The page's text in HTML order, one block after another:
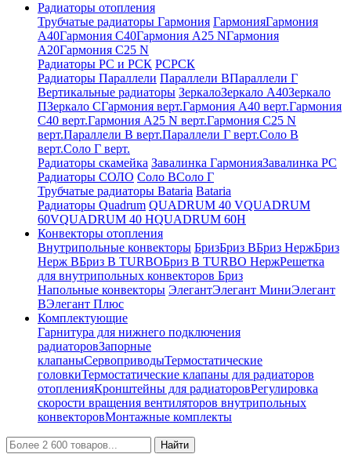
Радиаторы отопления
Трубчатые радиаторы Гармония ГармонияГармония
А40Гармония С40Гармония А25 NГармония
А20Гармония С25 N
Радиаторы РС и РСК РСРСК
Радиаторы Параллели Параллели ВПараллели Г
Вертикальные радиаторы ЗеркалоЗеркало А40Зеркало
ПЗеркало СГармония верт.Гармония А40 верт.Гармония
С40 верт.Гармония А25 N верт.Гармония С25 N
верт.Параллели В верт.Параллели Г верт.Соло В
верт.Соло Г верт.
Радиаторы скамейка Завалинка ГармонияЗавалинка РС
Радиаторы СОЛО Соло ВСоло Г
Трубчатые радиаторы Bataria Bataria
Радиаторы Quadrum QUADRUM 40 VQUADRUM
60VQUADRUM 40 HQUADRUM 60H
Конвекторы отопления
Внутрипольные конвекторы БризБриз ВБриз НержБриз
Нерж ВБриз В TURBOБриз В TURBO НержРешетка
для внутрипольных конвекторов Бриз
Напольные конвекторы ЭлегантЭлегант МиниЭлегант
ВЭлегант Плюс
Комплектующие
Гарнитура для нижнего подключения
радиаторовЗапорные
клапаныСервоприводыТермостатические
головкиТермостатические клапаны для радиаторов
отопленияКронштейны для радиаторовРегулировка
скорости вращения вентиляторов внутрипольных
конвекторовМонтажные комплекты
Найти